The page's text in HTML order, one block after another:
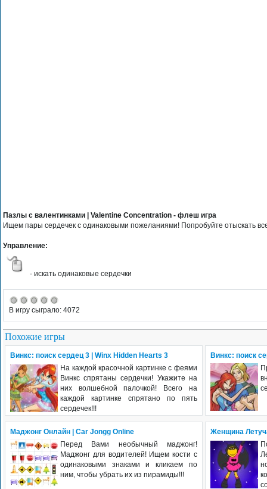
Пазлы с валентинками | Valentine Concentration - флеш игра
Ищем пары сердечек с одинаковыми пожеланиями! Попробуйте отыскать
Управление:
- искать одинаковые сердечки
В игру сыграло: 4072
Похожие игры
Винкс: поиск сердец 3 | Winx Hidden Hearts 3
На каждой красочной картинке с феями
Винкс спрятаны сердечки! Укажите на
них волшебной палочкой! Всего на
каждой картинке спрятано по пять
сердечек!!!
Винкс: поиск
Маджонг Онлайн | Car Jongg Online
Перед Вами необычный маджонг!
Маджонг для водителей! Ищем кости с
одинаковыми знаками и кликаем по
ним, чтобы убрать их из пирамиды!!!
Женщина